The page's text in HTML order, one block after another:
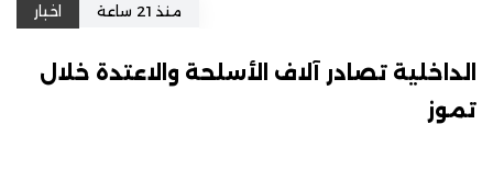
منذ 21 ساعة اخبار
الداخلية تصادر آلاف الأسلحة والاعتدة خلال
تموز